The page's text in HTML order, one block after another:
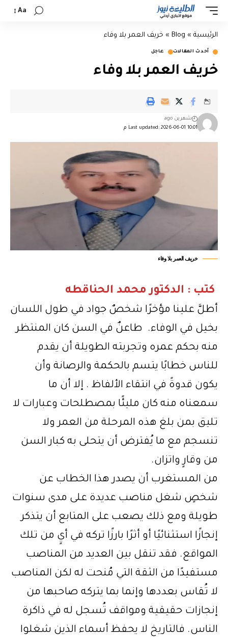
Aa
الرئيسية »
Blog
» خريف العمر بلا وفاء
أحدث المقالات عاجل
خريف العمر بلا وفاء
Last updated: 2026-06-01 10:01 م
شهرين ago
خريف العمر بلا وفاء
كتب : الدكتور محمد الحناقطه
أطلَّ علينا مؤخرًا شخصٌ جواد في طول اللسان
بخيل في الوفاء. طاعنٌ في السن كان المنتظر
منه بحكم عمره وتجربته الطويلة أن يقدم
للناس خطابًا يتسم بالحكمة والرصانة وأن
يكون قدوةً في انتقاء الألفاظ . إلا أن ما
سمعناه منه كان مليئًا بمصطلحات وعبارات لا
تليق بمن بلغ هذه المرحلة من العمر ولا
تنسجم مع ما يُفترض أن يتحلى به كبار السن
من وقارٍ واتزان.
من المستغرب أن يصدر هذا الخطاب عن
شخصٍ شغل مناصب عديدة على مدى سنوات
طويلة ومع ذلك يصعب على المتابع أن يتذكر
إنجازًا استثنائيًا أو أثرًا بارزًا تركه في أيٍ من تلك
المواقع. فقد تنقل بين العديد من المناصب
مستفيدًا من الثقة التي مُنحت له لكن المناصب
لا تُقاس بعددها وإنما بما يتركه صاحبها من
إنجازات حقيقية ومواقف تُسجل له في ذاكرة
الناس. فالتاريخ لا يحفظ أسماء الذين شغلوا